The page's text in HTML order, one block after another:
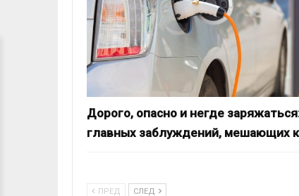
Дорого, опасно и негде
главных заблуждений, мешающих
ПРЕД СЛЕД